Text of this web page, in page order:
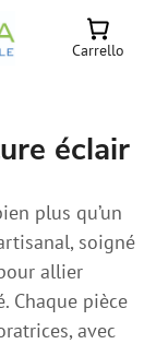
Carrello
éclair
plus qu’un
soigné
allier
Chaque pièce
avec